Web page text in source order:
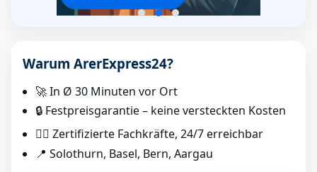
Warum ArerExpress24?
🚀 In Ø 30 Minuten vor Ort
🔒 Festpreisgarantie – keine versteckten Kosten
👷‍♂️ Zertifizierte Fachkräfte, 24/7 erreichbar
📍 Solothurn, Basel, Bern, Aargau